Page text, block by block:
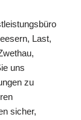
Last,
uns
zu
sicher,